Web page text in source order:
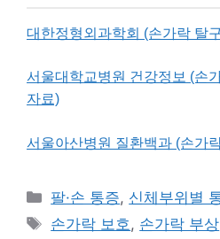
대한정형외과학회 (손가락 탈
서울대학교병원 건강정보 (손
자료)
서울아산병원 질환백과 (손가
카
테
팔·손 통증, 신체부위별
태
손가락 보호, 손가락 부상